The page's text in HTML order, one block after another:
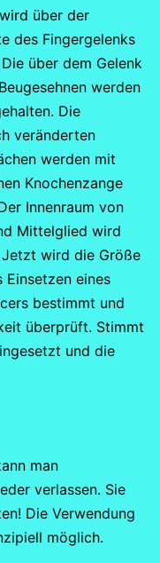
über der
des Fingergelenks
über dem Gelenk
werden
Die
veränderten
werden mit
Knochenzange
Innenraum von
Mittelglied wird
wird die Größe
Einsetzen eines
bestimmt und
überprüft. Stimmt
und die
man
verlassen. Sie
Die Verwendung
möglich.